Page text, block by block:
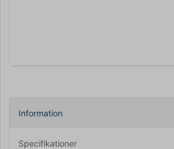
Information
Specifikationer